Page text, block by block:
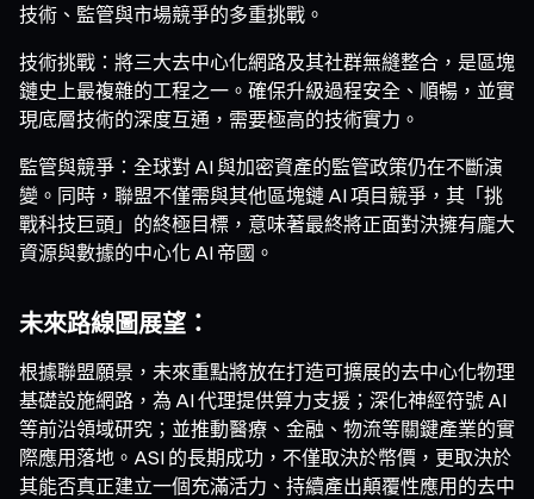
技術、監管與市場競爭的多重挑戰。
技術挑戰：將三大去中心化網路及其社群無縫整合，是區塊
鏈史上最複雜的工程之一。確保升級過程安全、順暢，並實
現底層技術的深度互通，需要極高的技術實力。
監管與競爭：全球對 AI 與加密資產的監管政策仍在不斷演
變。同時，聯盟不僅需與其他區塊鏈 AI 項目競爭，其「挑
戰科技巨頭」的終極目標，意味著最終將正面對決擁有龐大
資源與數據的中心化 AI 帝國。
未來路線圖展望：
根據聯盟願景，未來重點將放在打造可擴展的去中心化物理
基礎設施網路，為 AI 代理提供算力支援；深化神經符號 AI
等前沿領域研究；並推動醫療、金融、物流等關鍵產業的實
際應用落地。ASI 的長期成功，不僅取決於幣價，更取決於
其能否真正建立一個充滿活力、持續產出顛覆性應用的去中